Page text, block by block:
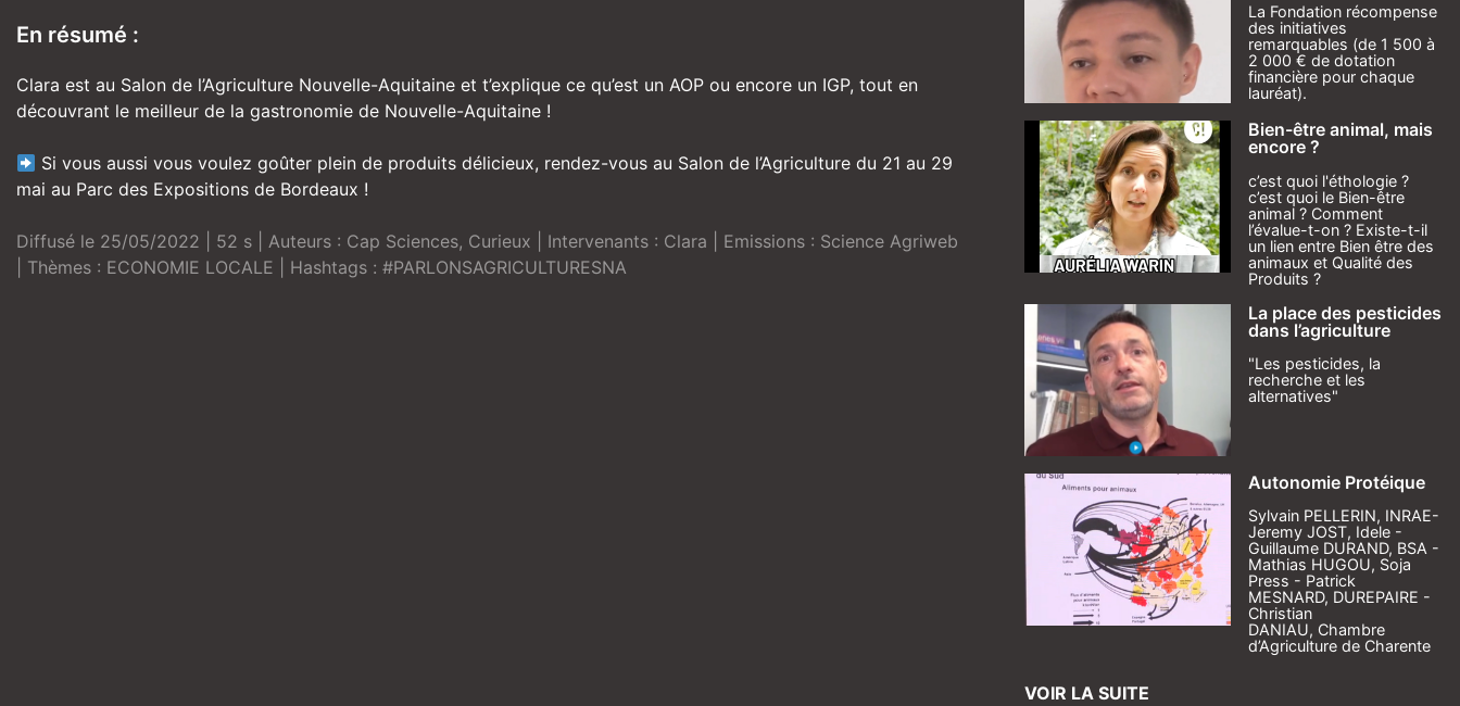
En résumé :
Clara est au Salon de l’Agriculture Nouvelle-Aquitaine et t’explique ce qu’est un AOP ou encore un IGP, tout en
découvrant le meilleur de la gastronomie de Nouvelle-Aquitaine !
Si vous aussi vous voulez goûter plein de produits délicieux, rendez-vous au Salon de l’Agriculture du 21 au 29
mai au Parc des Expositions de Bordeaux !
Diffusé le 25/05/2022 | 52 s | Auteurs : Cap Sciences, Curieux | Intervenants : Clara | Emissions : Science Agriweb
| Thèmes : ECONOMIE LOCALE | Hashtags : #PARLONSAGRICULTURESNA
La Fondation récompense
des initiatives
remarquables (de 1 500 à
2 000 € de dotation
financière pour chaque
lauréat).
Bien-être animal, mais
encore ?
c’est quoi l'éthologie ?
c’est quoi le Bien-être
animal ? Comment
l’évalue-t-on ? Existe-t-il
un lien entre Bien être des
animaux et Qualité des
Produits ?
La place des pesticides
dans l’agriculture
"Les pesticides, la
recherche et les
alternatives"
Autonomie Protéique
Sylvain PELLERIN, INRAE-
Jeremy JOST, Idele -
Guillaume DURAND, BSA -
Mathias HUGOU, Soja
Press - Patrick
MESNARD, DUREPAIRE -
Christian
DANIAU, Chambre
d’Agriculture de Charente
VOIR LA SUITE